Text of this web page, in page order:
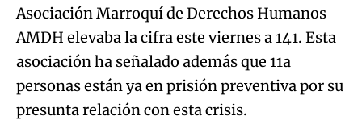
Asociación Marroquí de Derechos Humanos
AMDH elevaba la cifra este viernes a 141. Esta
asociación ha señalado además que 11a
personas están ya en prisión preventiva por su
presunta relación con esta crisis.